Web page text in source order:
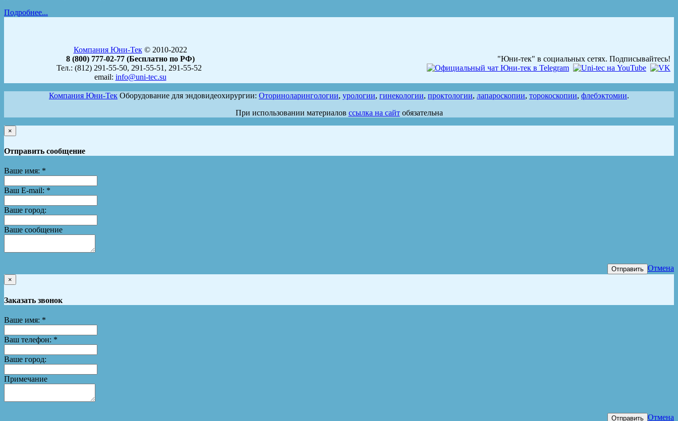
Подробнее...
Компания Юни-Тек© 2010-2022
8 (800) 777-02-77 (Бесплатно по РФ)
Тел.: (812) 291-55-50, 291-55-51, 291-55-52
email: info@uni-tec.su
"Юни-тек" в социальных сетях. Подписывайтесь!
Компания Юни-Тек Оборудование для эндовидеохирургии: Оториноларингологии, урологии, гинекологии, проктологии, лапароскопии, торокоскопии, флебэктомии.
При использовании материалов ссылка на сайтобязательна
×
Отправить сообщение
Ваше имя: *
Ваш E-mail: *
Ваше город:
Ваше сообщение
Отправить Отмена
×
Заказать звонок
Ваше имя: *
Ваш телефон: *
Ваше город:
Примечание
Отправить Отмена